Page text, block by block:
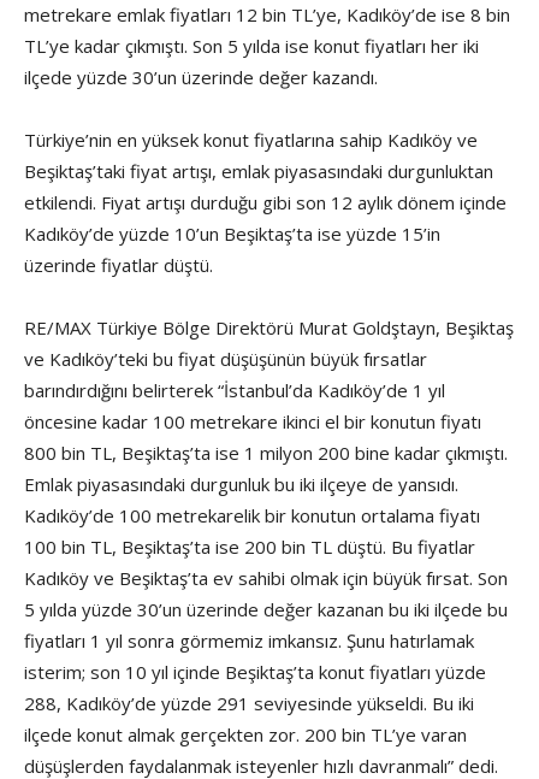
metrekare emlak fiyatları 12 bin TL’ye, Kadıköy’de ise 8 bin
TL’ye kadar çıkmıştı. Son 5 yılda ise konut fiyatları her iki
ilçede yüzde 30’un üzerinde değer kazandı.
Türkiye’nin en yüksek konut fiyatlarına sahip Kadıköy ve
Beşiktaş’taki fiyat artışı, emlak piyasasındaki durgunluktan
etkilendi. Fiyat artışı durduğu gibi son 12 aylık dönem içinde
Kadıköy’de yüzde 10’un Beşiktaş’ta ise yüzde 15’in
üzerinde fiyatlar düştü.
RE/MAX Türkiye Bölge Direktörü Murat Goldştayn, Beşiktaş
ve Kadıköy’teki bu fiyat düşüşünün büyük fırsatlar
barındırdığını belirterek “İstanbul’da Kadıköy’de 1 yıl
öncesine kadar 100 metrekare ikinci el bir konutun fiyatı
800 bin TL, Beşiktaş’ta ise 1 milyon 200 bine kadar çıkmıştı.
Emlak piyasasındaki durgunluk bu iki ilçeye de yansıdı.
Kadıköy’de 100 metrekarelik bir konutun ortalama fiyatı
100 bin TL, Beşiktaş’ta ise 200 bin TL düştü. Bu fiyatlar
Kadıköy ve Beşiktaş’ta ev sahibi olmak için büyük fırsat. Son
5 yılda yüzde 30’un üzerinde değer kazanan bu iki ilçede bu
fiyatları 1 yıl sonra görmemiz imkansız. Şunu hatırlamak
isterim; son 10 yıl içinde Beşiktaş’ta konut fiyatları yüzde
288, Kadıköy’de yüzde 291 seviyesinde yükseldi. Bu iki
ilçede konut almak gerçekten zor. 200 bin TL’ye varan
düşüşlerden faydalanmak isteyenler hızlı davranmalı” dedi.